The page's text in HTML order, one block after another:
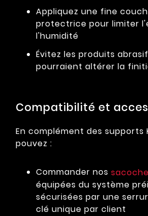
Appliquez une fine
protectrice pour limiter
l'humidité
Évitez les produits
pourraient altérer la
Compatibilité et
En complément des supports
pouvez :
Commander nos
équipées du système
sécurisées par une
clé unique par client